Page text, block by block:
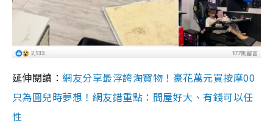
延伸閱讀：網友分享最浮誇淘寶物！豪花萬元買按摩00
只為圓兒時夢想！網友錯重點：間屋好大、有錢可以任
性